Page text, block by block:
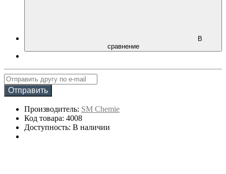
В
сравнение
Отправить
Производитель: SM Chemie
Код товара: 4008
Доступность: В наличии